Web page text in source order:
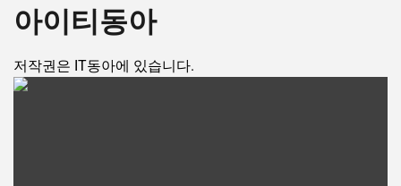
아이티동아
저작권은 IT동아에 있습니다.